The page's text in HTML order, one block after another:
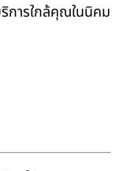
การใกล้คุณในนิคม